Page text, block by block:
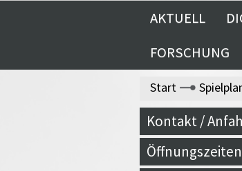
AKTUELL
FORSCHUNG
Start
Kontakt /